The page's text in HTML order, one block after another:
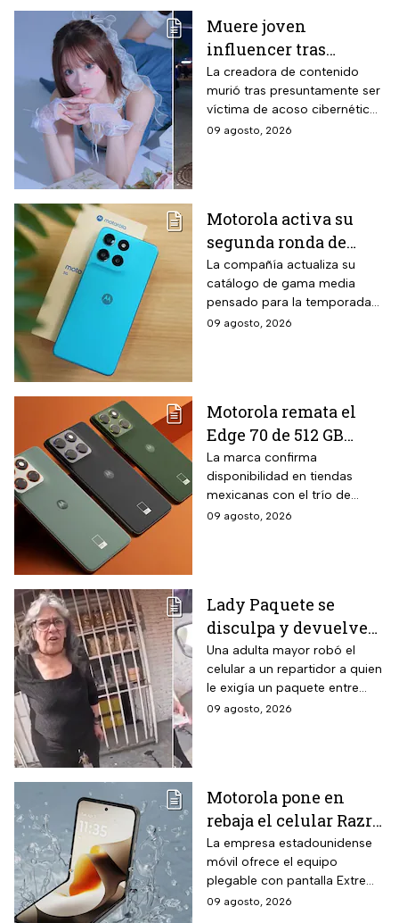
Muere joven
influencer tras
polémica por
ENHYPEN; investigan
ciberacoso
La creadora de contenido
murió tras presuntamente ser
víctima de acoso cibernético
tras un malentendido en un
09 agosto, 2026
Motorola activa su
segunda ronda de
descuentos para el
regreso a clases: el
Moto G67 baja $2,000
pesos y la promoción
La compañía actualiza su
catálogo de gama media
pensado para la temporada
escolar con un equipo de
09 agosto, 2026
Motorola remata el
Edge 70 de 512 GB
ultradelgado con tres
cámaras de 50 MP y
$2,000 pesos de
descuento en hasta 18
La marca confirma
disponibilidad en tiendas
mexicanas con el trío de
lentes de alta resolución que
09 agosto, 2026
Lady Paquete se
disculpa y devuelve
celular que robó a
repartidor en
Coacalco: “Tuvo un
arranque”
Una adulta mayor robó el
celular a un repartidor a quien
le exigía un paquete entre
gritos y reclamos.
09 agosto, 2026
Motorola pone en
rebaja el celular Razr
70 plegable de 256 GB
con 16% de descuento
y hasta 18 MSI
La empresa estadounidense
móvil ofrece el equipo
plegable con pantalla Extreme
AMOLED y cámaras de 50 MP
09 agosto, 2026